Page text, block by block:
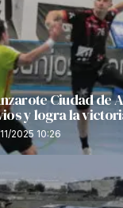
Ciudad de
y logra la
2025 10:26